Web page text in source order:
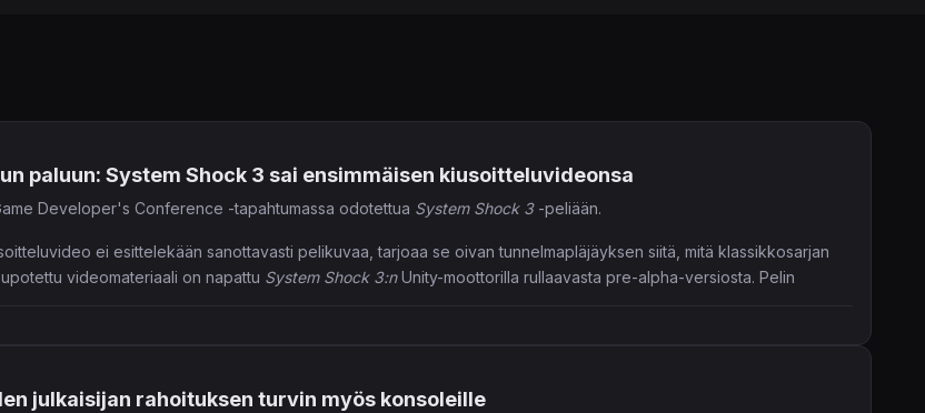
paluun: System Shock 3 sai ensimmäisen kiusoitteluvideonsa
Developer's Conference -tapahtumassa odotettua System Shock 3-peliään.
ei esittelekään sanottavasti pelikuvaa, tarjoaa se oivan tunnelmapläjäyksen siitä, mitä klassikkosarjan
videomateriaali on napattu System Shock 3:nUnity-moottorilla rullaavasta pre-alpha-versiosta. Pelin
julkaisijan rahoituksen turvin myös konsoleille